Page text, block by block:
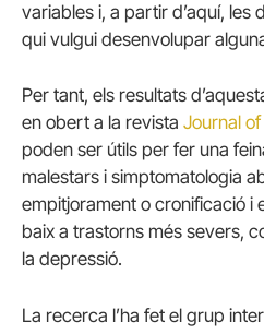
variables i, a partir d’aquí, les
qui vulgui desenvolupar
Per tant, els resultats
en obert a la revista Journal
poden ser útils per fer una
malestars i simptomatologia
empitjorament o cronificació i
baix a trastorns més severs,
la depressió.
La recerca l’ha fet el grup